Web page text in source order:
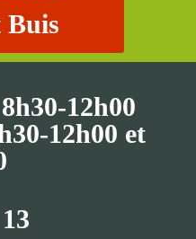
Buis
12h00
12h00 et